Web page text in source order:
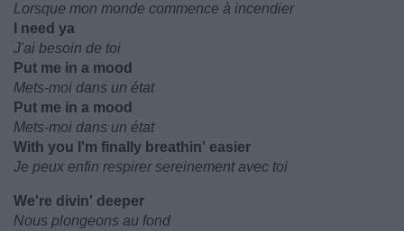
Lorsque mon monde commence à incendier
I need ya
J'ai besoin de toi
Put me in a mood
Mets-moi dans un état
Put me in a mood
Mets-moi dans un état
With you I'm finally breathin' easier
Je peux enfin respirer sereinement avec toi
We're divin' deeper
Nous plongeons au fond